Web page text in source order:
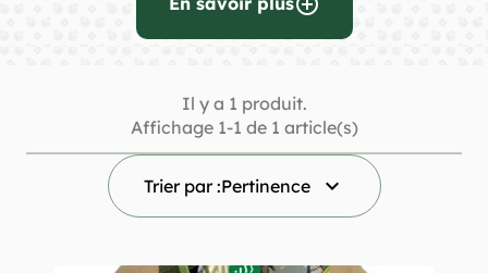
chevron_right
chevron_right
Il y a 1 produit.
Affichage 1-1 de 1 article(s)
Trier par :Pertinence keyboard_arrow_down